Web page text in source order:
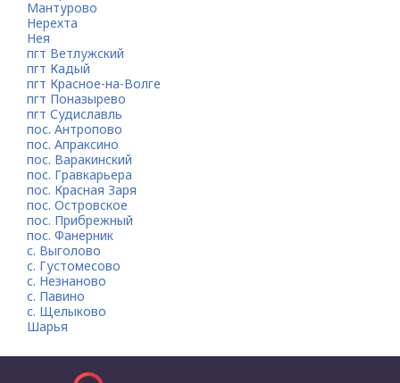
Мантурово
Нерехта
Нея
пгт Ветлужский
пгт Кадый
пгт Красное-на-Волге
пгт Поназырево
пгт Судиславль
пос. Антропово
пос. Апраксино
пос. Варакинский
пос. Гравкарьера
пос. Красная Заря
пос. Островское
пос. Прибрежный
пос. Фанерник
с. Выголово
с. Густомесово
с. Незнаново
с. Павино
с. Щелыково
Шарья